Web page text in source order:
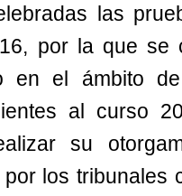
las
por la que se
en el ámbito
al curso
su
los tribunales